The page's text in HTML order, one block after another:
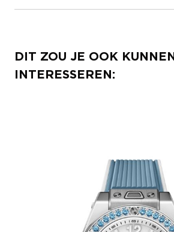
DIT ZOU JE OOK KUNNEN
INTERESSEREN: